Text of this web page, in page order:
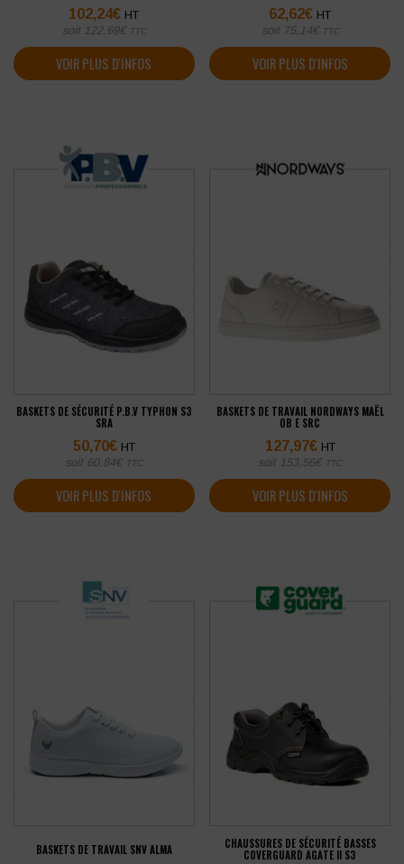
102,24€ HT
soit 122,69€ TTC
VOIR PLUS D'INFOS
62,62€ HT
soit 75,14€ TTC
VOIR PLUS D'INFOS
BASKETS DE SÉCURITÉ P.B.V TYPHON S3
SRA
50,70€ HT
soit 60,84€ TTC
VOIR PLUS D'INFOS
BASKETS DE TRAVAIL NORDWAYS MAËL
OB E SRC
127,97€ HT
soit 153,56€ TTC
VOIR PLUS D'INFOS
BASKETS DE TRAVAIL SNV ALMA
CHAUSSURES DE SÉCURITÉ BASSES
COVERGUARD AGATE II S3